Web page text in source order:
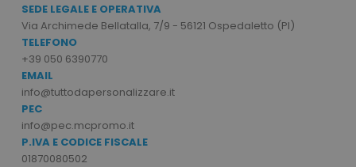
SEDE LEGALE E OPERATIVA
Via Archimede Bellatalla, 7/9 - 56121 Ospedaletto (PI)
TELEFONO
+39 050 6390770
EMAIL
info@tuttodapersonalizzare.it
PEC
info@pec.mcpromo.it
P.IVA E CODICE FISCALE
01870080502
funzionalità principali del sito web come
l'accesso dell'utente e la gestione dell'account.
Il sito web non può essere utilizzato
necessari.
utm_campaign